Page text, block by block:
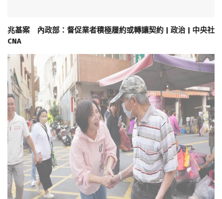
兆基案 內政部：督促業者積極履約或轉讓契約 | 政治 | 中央社
CNA